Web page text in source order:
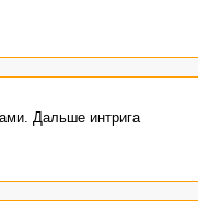
Дальше интрига